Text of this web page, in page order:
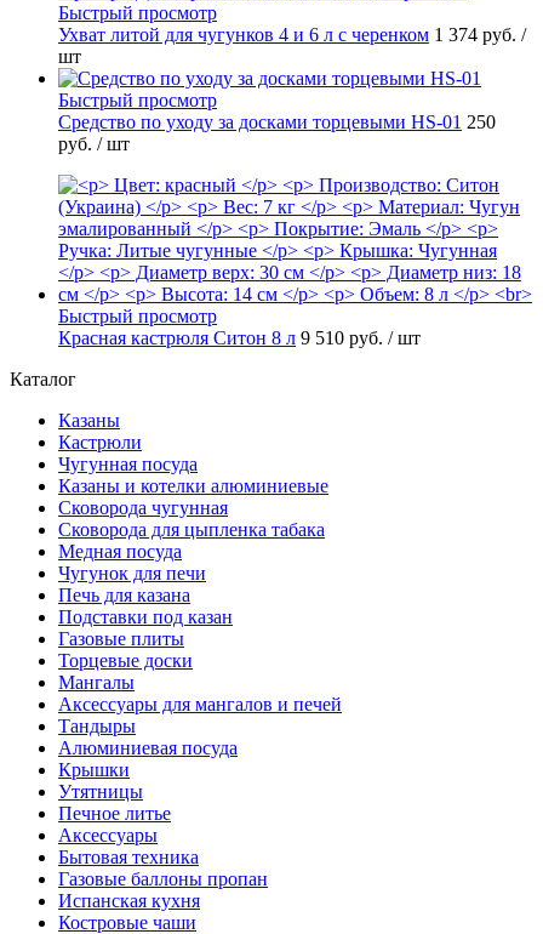
Быстрый просмотр
Ухват литой для чугунков 4 и 6 л с черенком 1 374 руб. /
шт
Быстрый просмотр
Средство по уходу за досками торцевыми HS-01 250
руб. / шт
Быстрый просмотр
Красная кастрюля Ситон 8 л 9 510 руб. / шт
Каталог
Казаны
Кастрюли
Чугунная посуда
Казаны и котелки алюминиевые
Сковорода чугунная
Сковорода для цыпленка табака
Медная посуда
Чугунок для печи
Печь для казана
Подставки под казан
Газовые плиты
Торцевые доски
Мангалы
Аксессуары для мангалов и печей
Тандыры
Алюминиевая посуда
Крышки
Утятницы
Печное литье
Аксессуары
Бытовая техника
Газовые баллоны пропан
Испанская кухня
Костровые чаши